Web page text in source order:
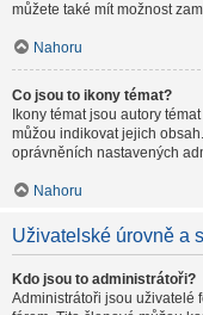
můžete také mít možnost
Nahoru
Co jsou to ikony témat?
Ikony témat jsou autory
můžou indikovat jejich
oprávněních nastavených
Nahoru
Uživatelské úrovně a
Kdo jsou to administrátoři?
Administrátoři jsou uživatelé